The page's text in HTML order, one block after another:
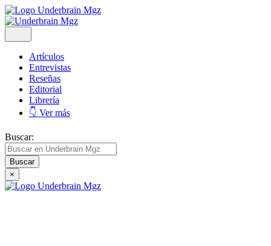
Artículos
Entrevistas
Reseñas
Editorial
Librería
👇 Ver más
Buscar:
×